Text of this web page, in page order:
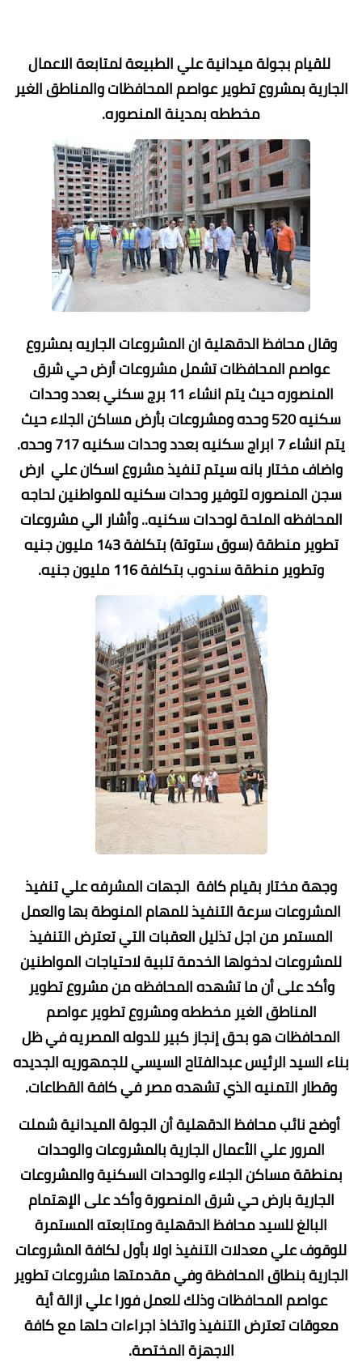
للقيام بجولة ميدانية علي الطبيعة لمتابعة الاعمال
الجارية بمشروع تطوير عواصم المحافظات والمناطق الغير
مخططه بمدينة المنصوره.
وقال محافظ الدقهلية ان المشروعات الجاريه بمشروع
عواصم المحافظات تشمل مشروعات أرض حي شرق
المنصوره حيث يتم انشاء 11 برج سكني بعدد وحدات
سكنيه 520 وحده ومشروعات بأرض مساكن الجلاء حيث
يتم انشاء 7 ابراج سكنيه بعدد وحدات سكنيه 717 وحده.
واضاف مختار بانه سيتم تنفيذ مشروع اسكان علي ارض
سجن المنصوره لتوفير وحدات سكنيه للمواطنين لحاجه
المحافظه الملحة لوحدات سكنيه.. وأشار الي مشروعات
تطوير منطقة (سوق ستوتة) بتكلفة 143 مليون جنيه
وتطوير منطقة سندوب بتكلفة 116 مليون جنيه.
وجهة مختار بقيام كافة الجهات المشرفه علي تنفيذ
المشروعات سرعة التنفيذ للمهام المنوطة بها والعمل
المستمر من اجل تذليل العقبات التي تعترض التنفيذ
للمشروعات لدخولها الخدمة تلبية لاحتياجات المواطنين
وأكد على أن ما تشهده المحافظه من مشروع تطوير
المناطق الغير مخططه ومشروع تطوير عواصم
المحافظات هو بحق إنجاز كبير للدوله المصريه في ظل
بناء السيد الرئيس عبدالفتاح السيسي للجمهوريه الجديده
وقطار التمنيه الذي تشهده مصر في كافة القطاعات.
أوضح نائب محافظ الدقهلية أن الجولة الميدانية شملت
المرور علي الأعمال الجارية بالمشروعات والوحدات
بمنطقة مساكن الجلاء والوحدات السكنية والمشروعات
الجارية بارض حي شرق المنصورة وأكد على الإهتمام
البالغ للسيد محافظ الدقهلية ومتابعته المستمرة
للوقوف علي معدلات التنفيذ اولا بأول لكافة المشروعات
الجارية بنطاق المحافظة وفي مقدمتها مشروعات تطوير
عواصم المحافظات وذلك للعمل فورا علي ازالة أية
معوقات تعترض التنفيذ واتخاذ اجراءات حلها مع كافة
الاجهزة المختصة.